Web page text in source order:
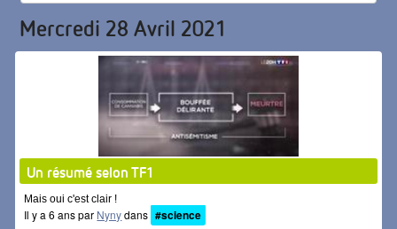
Mercredi 28 Avril 2021
Un résumé selon TF1
Mais oui c'est clair !
Il y a 6 ans par Nynydans #science